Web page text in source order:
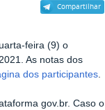
Compartilhar
feira (9) o
As notas dos
dos participantes.
gov.br. Caso o